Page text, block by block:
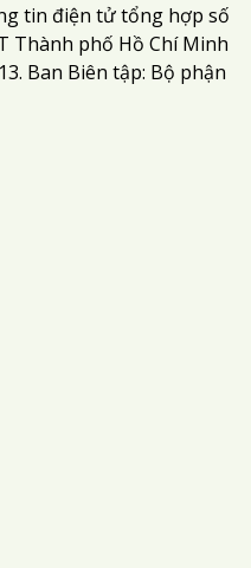
tin điện tử tổng hợp số
Thành phố Hồ Chí Minh
Ban Biên tập: Bộ phận